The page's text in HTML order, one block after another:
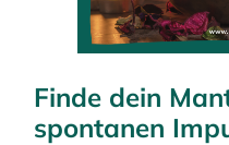
Finde dein
spontanen